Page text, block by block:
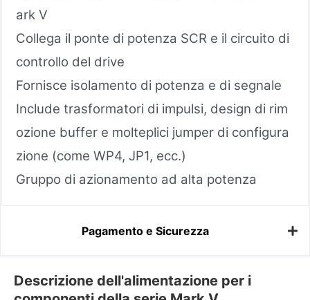
ark V
Collega il ponte di potenza SCR e il circuito di
controllo del drive
Fornisce isolamento di potenza e di segnale
Include trasformatori di impulsi, design di rim
ozione buffer e molteplici jumper di configura
zione (come WP4, JP1, ecc.)
Gruppo di azionamento ad alta potenza
Pagamento e Sicurezza
Descrizione dell'alimentazione per i